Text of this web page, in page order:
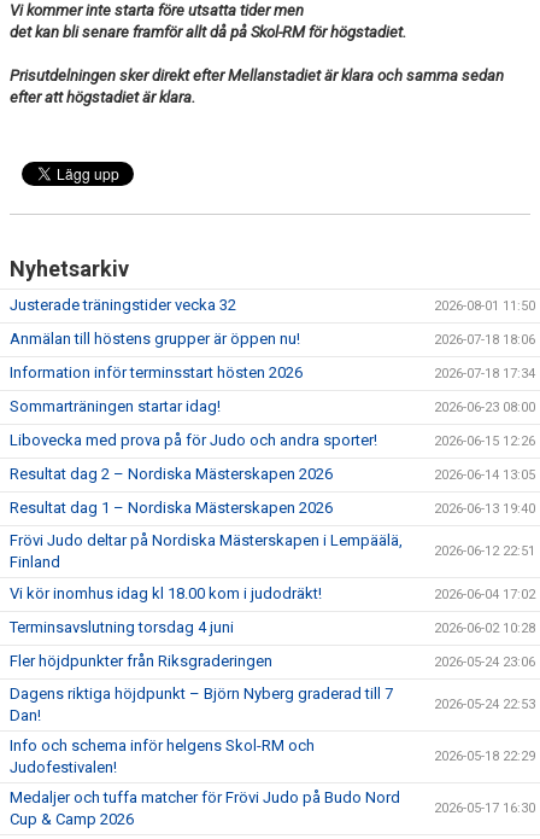
Vi kommer inte starta före utsatta tider men
det kan bli senare framför allt då på Skol-RM för högstadiet.
Prisutdelningen sker direkt efter Mellanstadiet är klara och samma sedan
efter att högstadiet är klara.
Nyhetsarkiv
Justerade träningstider vecka 32 2026-08-01 11:50
Anmälan till höstens grupper är öppen nu! 2026-07-18 18:06
Information inför terminsstart hösten 2026 2026-07-18 17:34
Sommarträningen startar idag! 2026-06-23 08:00
Libovecka med prova på för Judo och andra sporter! 2026-06-15 12:26
Resultat dag 2 – Nordiska Mästerskapen 2026 2026-06-14 13:05
Resultat dag 1 – Nordiska Mästerskapen 2026 2026-06-13 19:40
Frövi Judo deltar på Nordiska Mästerskapen i Lempäälä,
Finland
2026-06-12 22:51
Vi kör inomhus idag kl 18.00 kom i judodräkt! 2026-06-04 17:02
Terminsavslutning torsdag 4 juni 2026-06-02 10:28
Fler höjdpunkter från Riksgraderingen 2026-05-24 23:06
Dagens riktiga höjdpunkt – Björn Nyberg graderad till 7
Dan!
2026-05-24 22:53
Info och schema inför helgens Skol-RM och
Judofestivalen!
2026-05-18 22:29
Medaljer och tuffa matcher för Frövi Judo på Budo Nord
Cup & Camp 2026
2026-05-17 16:30